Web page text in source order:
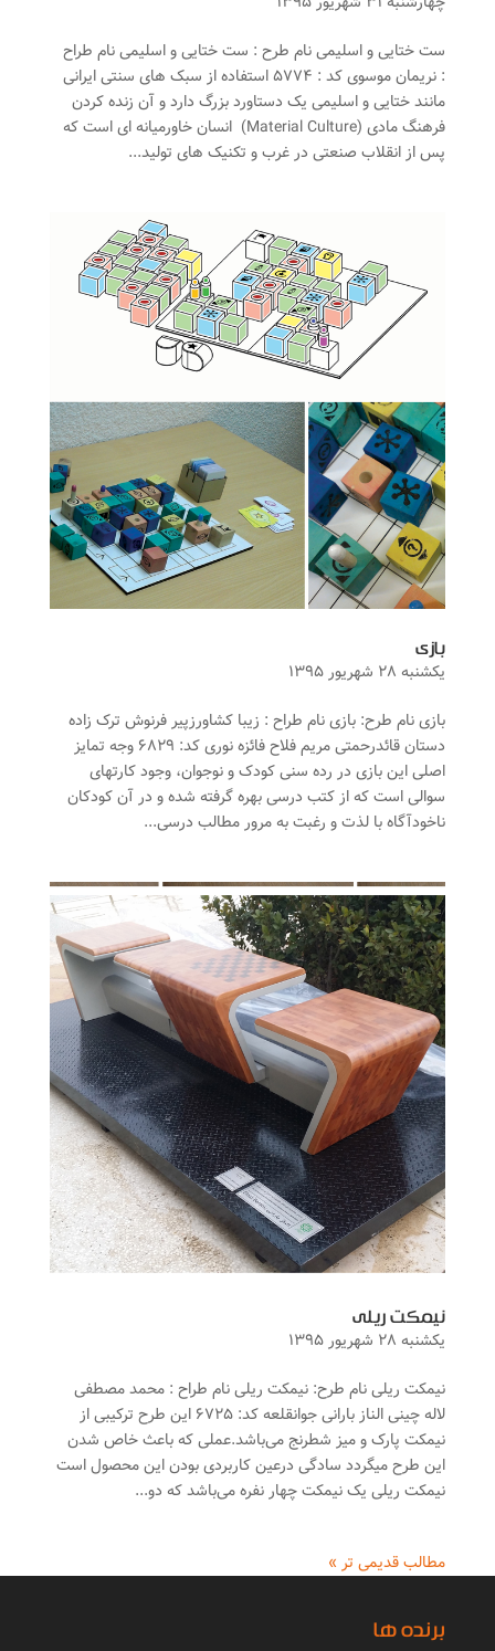
ست ختایی و اسلیمی نام طرح : ست ختایی و اسلیمی نام طراح
: نریمان موسوی کد : ۵۷۷۴ استفاده از سبک های سنتی ایرانی
مانند ختایی و اسلیمی یک دستاورد بزرگ دارد و آن زنده کردن
فرهنگ مادی (Material Culture) انسان خاورمیانه ای است که
پس از انقلاب صنعتی در غرب و تکنیک های تولید...
بازی
یکشنبه ۲۸ شهریور ۱۳۹۵
بازی نام طرح: بازی نام طراح : زیبا کشاورزپیر فرنوش ترک زاده
دستان قائدرحمتی مریم فلاح فائزه نوری کد: ۶۸۲۹ وجه تمایز
اصلی این بازی در رده سنی کودک و نوجوان، وجود کارتهای
سوالی است که از کتب درسی بهره گرفته شده و در آن کودکان
ناخودآگاه با لذت و رغبت به مرور مطالب درسی...
نیمکت ریلی
یکشنبه ۲۸ شهریور ۱۳۹۵
نیمکت ریلی نام طرح: نیمکت ریلی نام طراح : محمد مصطفی
لاله چینی الناز بارانی جوانقلعه کد: ۶۷۲۵ این طرح ترکیبی‌ از
نیمکت پارک و میز شطرنج می‌باشد.عملی که باعث خاص شدن
این طرح میگردد سادگی‌ درعین کاربردی بودن این محصول است
نیمکت ریلی یک نیمکت چهار نفره می‌باشد که دو...
مطالب قدیمی تر »
برنده ها